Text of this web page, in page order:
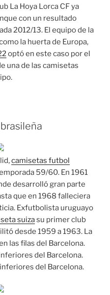
La Hoya Lorca CF ya
con un resultado
2012/13. El equipo de la
la huerta de Europa,
optó en este caso por el
una de las camisetas
camisetas futbol
59/60. En 1961
desarrolló gran parte
que en 1968 falleciera
Exfutbolista uruguayo
suizasu primer club
desde 1959 a 1963. La
las filas del Barcelona.
del Barcelona.
del Barcelona.